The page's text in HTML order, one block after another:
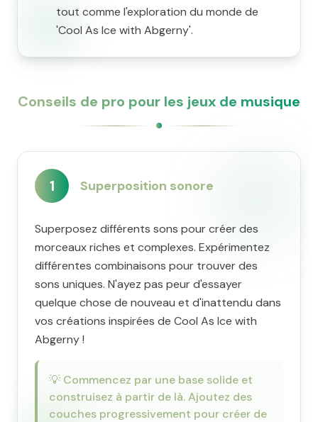
tout comme l'exploration du monde de
'Cool As Ice with Abgerny'.
Conseils de pro pour les jeux de musique
1 Superposition sonore
Superposez différents sons pour créer des
morceaux riches et complexes. Expérimentez
différentes combinaisons pour trouver des
sons uniques. N'ayez pas peur d'essayer
quelque chose de nouveau et d'inattendu dans
vos créations inspirées de Cool As Ice with
Abgerny !
💡 Commencez par une base solide et
construisez à partir de là. Ajoutez des
couches progressivement pour créer de